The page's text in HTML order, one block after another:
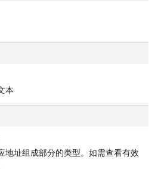
本
地址组成部分的类型。如需查看有效